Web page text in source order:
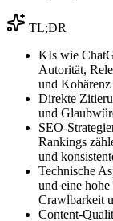
TL;DR
KIs wie
Autorität,
und Kohärenz
Direkte
und
SEO-
Rankings
und
Technische
und eine
Crawlbarkeit
Content-